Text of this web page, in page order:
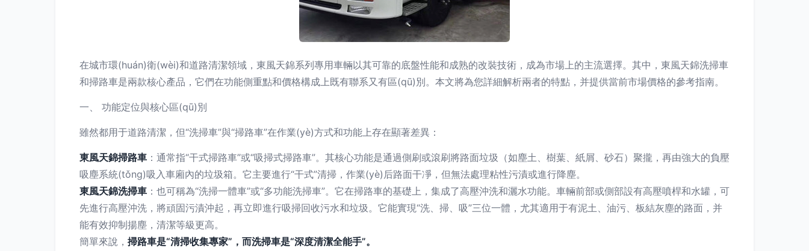
在城市環(huán)衛(wèi)和道路清潔領域，東風天錦系列專用車輛以其可靠的底盤性能和成熟的改裝技術，成為市場上的主流選擇。其中，東風天錦洗掃車
和掃路車是兩款核心產品，它們在功能側重點和價格構成上既有聯系又有區(qū)別。本文將為您詳細解析兩者的特點，并提供當前市場價格的參考指南。
一、 功能定位與核心區(qū)別
雖然都用于道路清潔，但“洗掃車”與“掃路車”在作業(yè)方式和功能上存在顯著差異：
東風天錦掃路車 ：通常指“干式掃路車”或“吸掃式掃路車”。其核心功能是通過側刷或滾刷將路面垃圾（如塵土、樹葉、紙屑、砂石）聚攏，再由強大的負壓
吸塵系統(tǒng)吸入車廂內的垃圾箱。它主要進行“干式”清掃，作業(yè)后路面干凈，但無法處理粘性污漬或進行降塵。
東風天錦洗掃車 ：也可稱為“洗掃一體車”或“多功能洗掃車”。它在掃路車的基礎上，集成了高壓沖洗和灑水功能。車輛前部或側部設有高壓噴桿和水罐，可
先進行高壓沖洗，將頑固污漬沖起，再立即進行吸掃回收污水和垃圾。它能實現“洗、掃、吸”三位一體，尤其適用于有泥土、油污、板結灰塵的路面，并
能有效抑制揚塵，清潔等級更高。
簡單來說， 掃路車是“清掃收集專家”，而洗掃車是“深度清潔全能手”。